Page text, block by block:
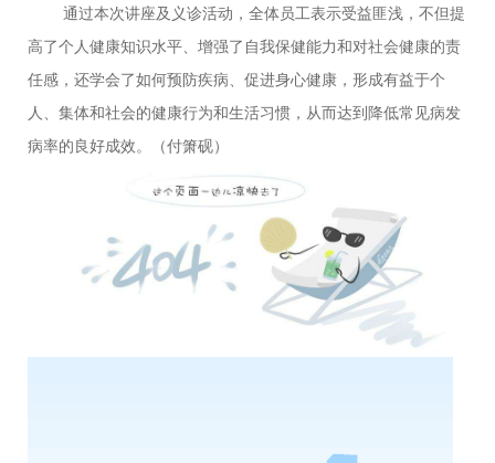
通过本次讲座及义诊活动，全体员工表示受益匪浅，不但提
高了个人健康知识水平、增强了自我保健能力和对社会健康的责
任感，还学会了如何预防疾病、促进身心健康，形成有益于个
人、集体和社会的健康行为和生活习惯，从而达到降低常见病发
病率的良好成效。（付箫砚）